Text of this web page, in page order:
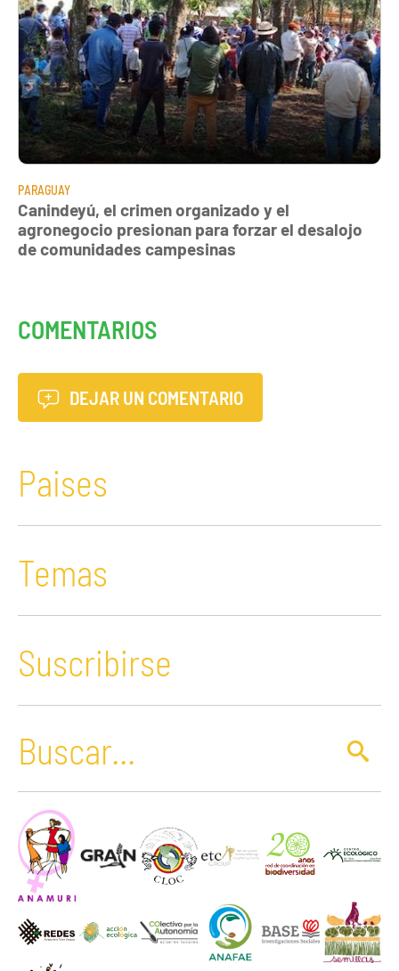
PARAGUAY
Canindeyú, el crimen organizado y el
agronegocio presionan para forzar el desalojo
de comunidades campesinas
COMENTARIOS
DEJAR UN COMENTARIO
Paises
Temas
Suscribirse